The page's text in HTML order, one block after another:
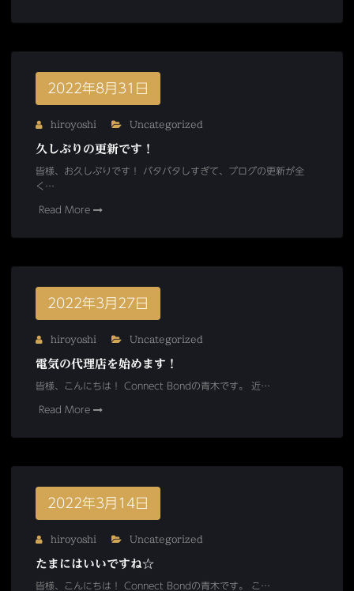
2022年8月31日
hiroyoshi Uncategorized
久しぶりの更新です！
皆様、お久しぶりです！ バタバタしすぎて、ブログの更新が全
く…
Read More
2022年3月27日
hiroyoshi Uncategorized
電気の代理店を始めます！
皆様、こんにちは！ Connect Bondの青木です。 近…
Read More
2022年3月14日
hiroyoshi Uncategorized
たまにはいいですね☆
皆様、こんにちは！ Connect Bondの青木です。 こ…